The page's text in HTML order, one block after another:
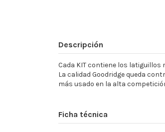
Descripción
Cada KIT contiene los
La calidad Goodridge queda
más usado en la alta
Ficha técnica